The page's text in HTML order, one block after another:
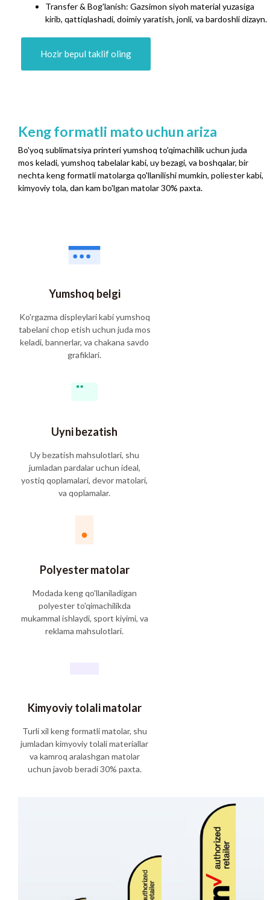
Transfer & Bog'lanish: Gazsimon siyoh material yuzasiga
kirib, qattiqlashadi, doimiy yaratish, jonli, va bardoshli dizayn.
Hozir bepul taklif oling
Keng formatli mato uchun ariza
Bo'yoq sublimatsiya printeri yumshoq to'qimachilik uchun juda
mos keladi, yumshoq tabelalar kabi, uy bezagi, va boshqalar, bir
nechta keng formatli matolarga qo'llanilishi mumkin, poliester kabi,
kimyoviy tola, dan kam bo'lgan matolar 30% paxta.
Yumshoq belgi
Ko'rgazma displeylari kabi yumshoq
tabelani chop etish uchun juda mos
keladi, bannerlar, va chakana savdo
grafiklari.
Uyni bezatish
Uy bezatish mahsulotlari, shu
jumladan pardalar uchun ideal,
yostiq qoplamalari, devor matolari,
va qoplamalar.
Polyester matolar
Modada keng qo'llaniladigan
polyester to'qimachilikda
mukammal ishlaydi, sport kiyimi, va
reklama mahsulotlari.
Kimyoviy tolali matolar
Turli xil keng formatli matolar, shu
jumladan kimyoviy tolali materiallar
va kamroq aralashgan matolar
uchun javob beradi 30% paxta.